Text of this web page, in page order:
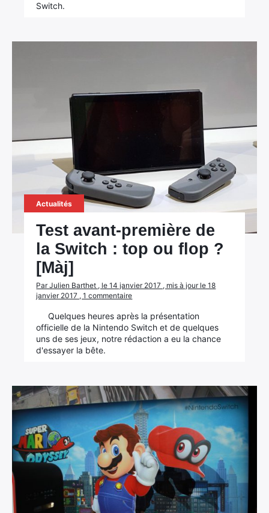
Switch.
Actualités
Test avant-première de
la Switch : top ou flop ?
[Màj]
Par Julien Barthet , le 14 janvier 2017 , mis à jour le 18
janvier 2017 , 1 commentaire
Quelques heures après la présentation
officielle de la Nintendo Switch et de quelques
uns de ses jeux, notre rédaction a eu la chance
d'essayer la bête.